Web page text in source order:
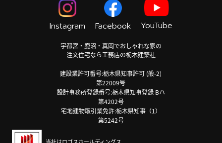
Instagram Facebook YouTube
宇都宮・鹿沼・真岡でおしゃれな家の
注文住宅なら工務店の栃木建築社
建設業許可番号:栃木県知事許可 (般-2)
第22009号
設計事務所登録番号:栃木県知事登録 Bハ
第4202号
宅地建物取引業免許:栃木県知事（1）
第5242号